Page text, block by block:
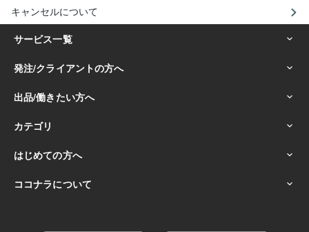
キャンセルについて